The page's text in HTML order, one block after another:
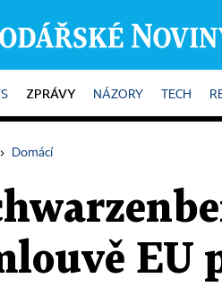
ZPRÁVY NÁZORY TECH
› Domácí
EU